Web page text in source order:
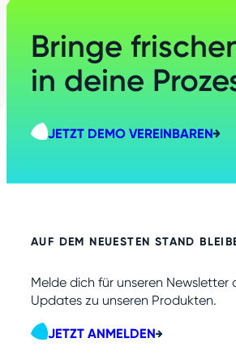
Bringe
in deine
JETZT DEMO VEREINBAREN
AUF DEM NEUESTEN STAND
Melde dich für unseren Newsletter
Updates zu unseren Produkten.
JETZT ANMELDEN